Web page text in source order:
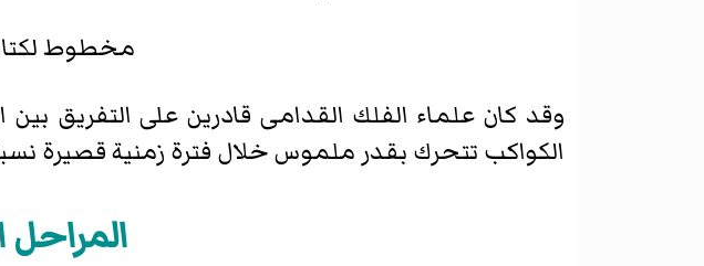
مخطوط
وقد كان علماء الفلك القدامى قادرين على التفريق بين
الكواكب تتحرك بقدر ملموس خلال فترة زمنية قصيرة
المراحل